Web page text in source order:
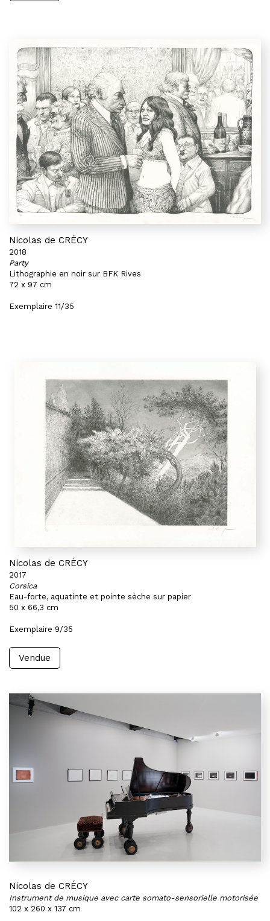
Nicolas de CRÉCY
2018
Party
Lithographie en noir sur BFK Rives
72 x 97 cm
Exemplaire 11/35
Nicolas de CRÉCY
2017
Corsica
Eau-forte, aquatinte et pointe sèche sur papier
50 x 66,3 cm
Exemplaire 9/35
Vendue
Nicolas de CRÉCY
Instrument de musique avec carte somato-sensorielle motorisée
102 x 260 x 137 cm